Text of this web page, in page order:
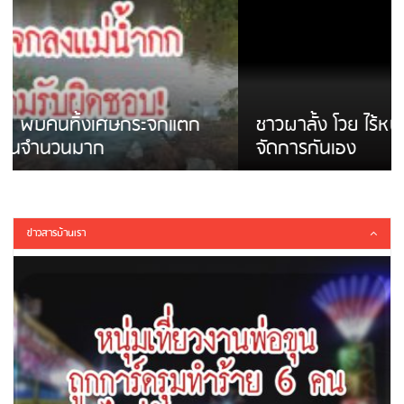
ชาวผาลั้ง โวย ไร้หน่วยงานดูแล ดินสไลด์ ต้อง
จัดการกันเอง
ข่าวสารบ้านเรา